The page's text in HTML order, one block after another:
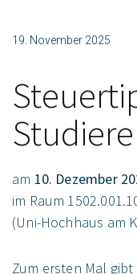
19. November 2025
am 10. Dezember
im Raum
(Uni-Hochhaus am
Zum ersten Mal